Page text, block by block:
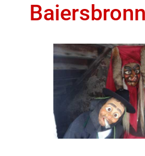
Baiersbronn